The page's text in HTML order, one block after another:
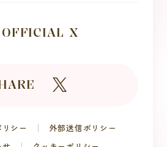
OFFICIAL X
シー
外部送信ポリシー